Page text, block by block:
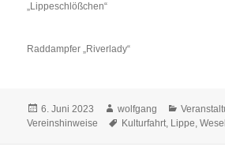
„Lippeschlößchen“
Raddampfer „Riverlady“
Veröffentlicht
am
6. Juni 2023 Autor
wolfgang
Vereinshinweise
Schlagwörter
Kulturfahrt, Lippe,Wesel